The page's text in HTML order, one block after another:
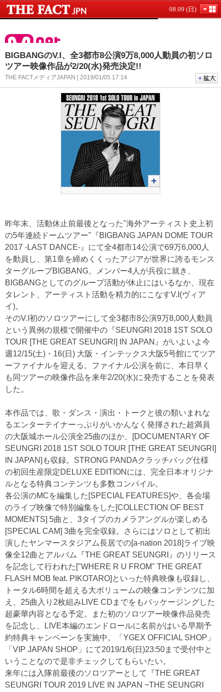
08.09 (日)
BIGBANGのV.I、全3都市8公演9万8,000人動員の初ソロ
ツアー映像作品が2/20(水)発売決定!!
THE FACTメディアJAPAN | 2019/01/05 17:14
昨年末、活動休止前最後となった"海外アーティスト史上初
の5年連続ドームツアー"『BIGBANG JAPAN DOME TOUR
2017 -LAST DANCE-』にて全4都市14公演で69万6,000人
を動員し、第1章を締めくくったアジアが世界に誇るモンス
ターグループBIGBANG。メンバー4人が兵役に就き、
BIGBANGとしてのグループ活動が休止にはいるなか、現在
タレント、アーティスト活動を精力的にこなすV.I(ヴィア
イ)。
そのV.I初のソロツアーにして全3都市8公演9万8,000人動員
という異例の規模で開催中の『SEUNGRI 2018 1ST SOLO
TOUR [THE GREAT SEUNGRI] IN JAPAN』がいよいよ今
週12/15(土)・16(日) 大阪・インテックス大阪5号館にてツア
ーファイナルを迎える。ファイナル公演を前に、本日早く
も同ツアーの映像作品を来年2/20(水)に発売することを発表
した。
本作品では、歌・ダンス・演出・トークと彼の類いまれな
るエンターテイナーっぷりがいかんなく発揮された超満員
の大阪城ホール公演全25曲のほか、[DOCUMENTARY OF
SEUNGRI 2018 1ST SOLO TOUR [THE GREAT SEUNGRI]
IN JAPAN]も収録。STRONG PANDAクラッチバッグ仕様
の初回生産限定DELUXE EDITIONには、完全日本オリジナ
ルとなる特典コンテンツも多数コンパイル。
各公演のMCを編集した[SPECIAL FEATURES]や、各会場
のライブ映像で特別編集をした[COLLECTION OF BEST
MOMENTS] 5曲と、3タイプのカメラアングルが楽しめる
[SPECIAL CAM] 3曲を完全収録。さらにはソロとして初出
演したヤンマースタジアム長居での[a-nation 2018]ライブ映
像全12曲とアルバム『THE GREAT SEUNGRI』のリリース
を記念して行われた["WHERE R U FROM" THE GREAT
FLASH MOB feat. PIKOTARO]といった特典映像も収録し、
トータル6時間を超える大ボリュームの映像コンテンツに加
え、25曲入り2枚組みLIVE CDまでをもパッケージングした
超豪華内容となる予定。また初のソロツアー映像作品発売
を記念し、LIVE本編のエンドロールに名前がはいる早期予
約特典キャンペーンを実施中。「YGEX OFFICIAL SHOP」
「VIP JAPAN SHOP」にて2019/1/6(日)23:50まで受付中と
いうことなので是非チェックしてもらいたい。
来年には入隊前最後のソロツアーとして『THE GREAT
SEUNGRI TOUR 2019 LIVE IN JAPAN ~THE SEUNGRI